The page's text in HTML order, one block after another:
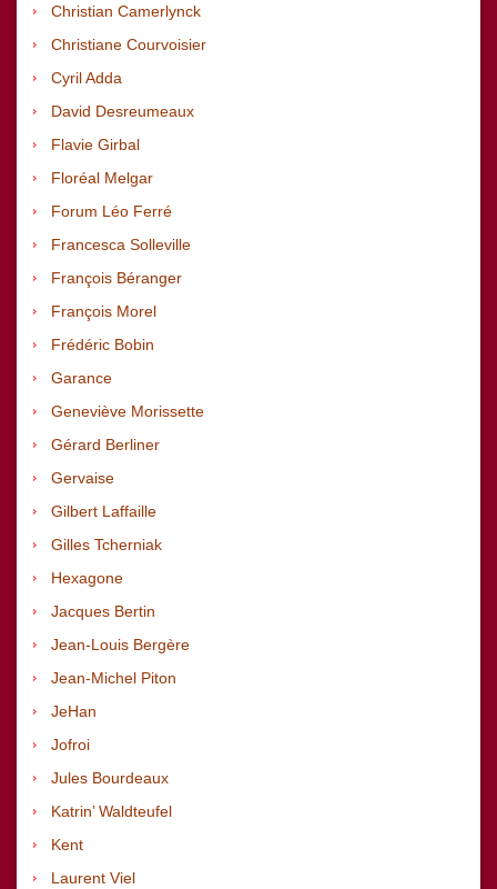
Christian Camerlynck
Christiane Courvoisier
Cyril Adda
David Desreumeaux
Flavie Girbal
Floréal Melgar
Forum Léo Ferré
Francesca Solleville
François Béranger
François Morel
Frédéric Bobin
Garance
Geneviève Morissette
Gérard Berliner
Gervaise
Gilbert Laffaille
Gilles Tcherniak
Hexagone
Jacques Bertin
Jean-Louis Bergère
Jean-Michel Piton
JeHan
Jofroi
Jules Bourdeaux
Katrin’ Waldteufel
Kent
Laurent Viel